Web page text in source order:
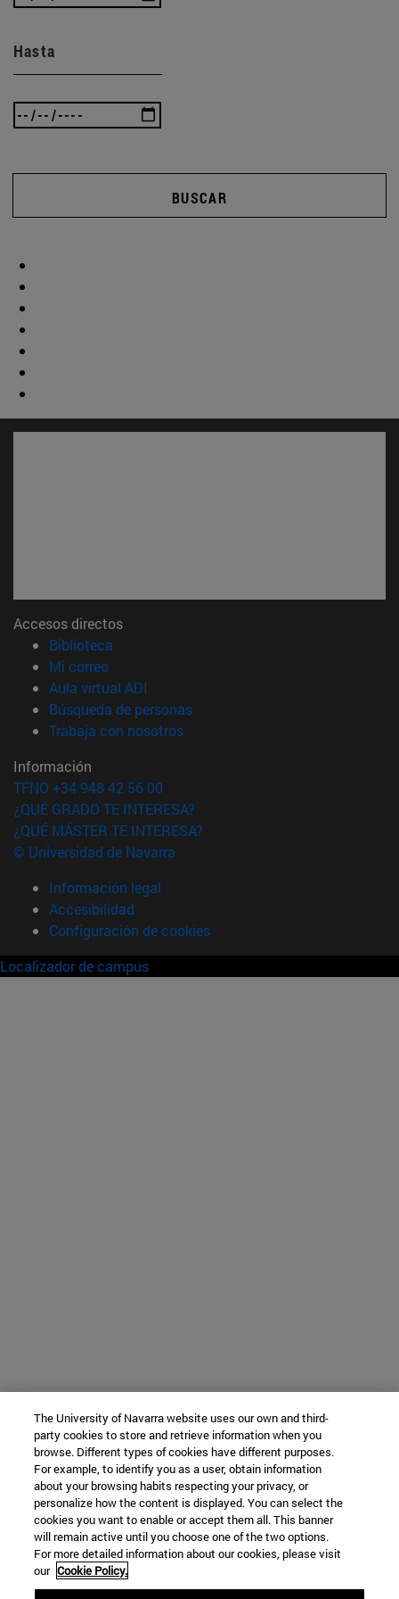
Hasta
BUSCAR
Accesos directos
Biblioteca
Mi correo(abre en nueva ventana)
Aula virtual ADI
Búsqueda de personas(abre en nueva ventana)
Trabaja con nosotros(abre en nueva ventana)
Información
TFNO +34 948 42 56 00
¿QUÉ GRADO TE INTERESA?
¿QUÉ MÁSTER TE INTERESA?
© Universidad de Navarra
Información legal
Accesibilidad
Configuración de cookies
Localizador de campus
The University of Navarra website uses our own and third-
party cookies to store and retrieve information when you
browse. Different types of cookies have different purposes.
For example, to identify you as a user, obtain information
about your browsing habits respecting your privacy, or
personalize how the content is displayed. You can select the
cookies you want to enable or accept them all. This banner
will remain active until you choose one of the two options.
For more detailed information about our cookies, please visit
our Cookie Policy.